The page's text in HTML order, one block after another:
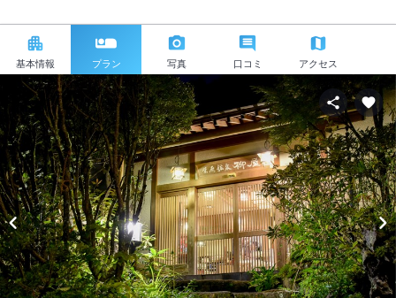
基本情報 プラン 写真 口コミ アクセス